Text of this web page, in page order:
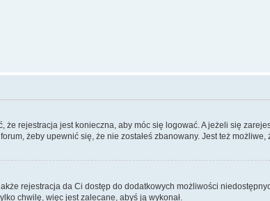
rejestracja jest konieczna, aby móc się logować. A jeżeli się
żeby upewnić się, że nie zostałeś zbanowany. Jest też
rejestracja da Ci dostęp do dodatkowych możliwości
chwilę, więc jest zalecane, abyś ją wykonał.